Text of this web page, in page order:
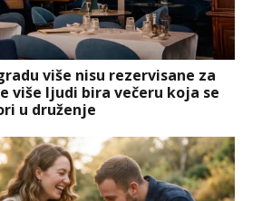
više nisu rezervisane za
više ljudi bira večeru koja se
u druženje